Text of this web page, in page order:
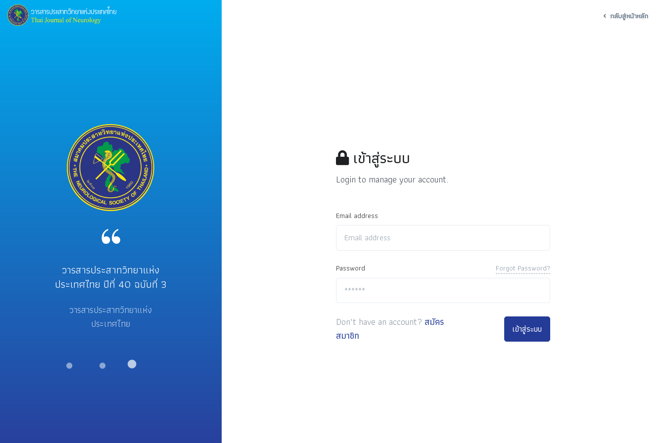
กลับสู่หน้าหลัก
บทคัดย่อ - ผลงานวิจัยแพทย์
ประจำบ้าน สาขาอายุรแพทย์
ศึกษา 2567
ประสิทธิภาพการรักษาผู้ป่วย
โรคลมชักด้วยยา
วารสารประสาทวิทยาแห่ง
ประเทศไทย ปีที่ 40 ฉบับที่ 3
วารสารประสาทวิทยาแห่ง
ประเทศไทย
เข้าสู่ระบบ
Login to manage your account.
Email address
Password Forgot Password?
Don't have an account? สมัคร
สมาชิก